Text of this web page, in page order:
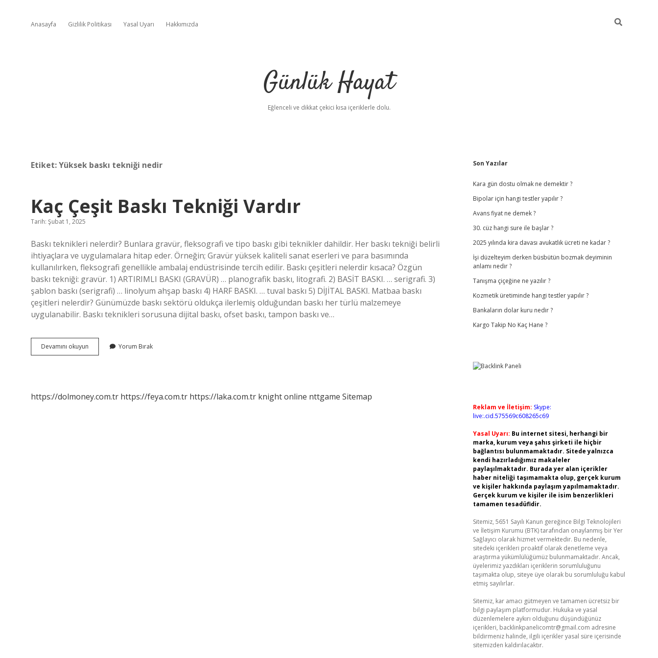
Anasayfa Gizlilik Politikası Yasal Uyarı Hakkımızda
Günlük Hayat
Eğlenceli ve dikkat çekici kısa içeriklerle dolu.
Etiket:Yüksek baskı tekniği nedir
Kaç Çeşit Baskı Tekniği Vardır
Tarih: Şubat 1, 2025
Baskı teknikleri nelerdir? Bunlara gravür, fleksografi ve tipo baskı gibi teknikler dahildir. Her baskı tekniği belirli
ihtiyaçlara ve uygulamalara hitap eder. Örneğin; Gravür yüksek kaliteli sanat eserleri ve para basımında
kullanılırken, fleksografi genellikle ambalaj endüstrisinde tercih edilir. Baskı çeşitleri nelerdir kısaca? Özgün
baskı tekniği: gravür. 1) ARTIRIMLI BASKI (GRAVÜR) … planografik baskı, litografi. 2) BASİT BASKI. … serigrafi. 3)
şablon baskı (serigrafi) … linolyum ahşap baskı 4) HARF BASKI. … tuval baskı 5) DİJİTAL BASKI. Matbaa baskı
çeşitleri nelerdir? Günümüzde baskı sektörü oldukça ilerlemiş olduğundan baskı her türlü malzemeye
uygulanabilir. Baskı teknikleri sorusuna dijital baskı, ofset baskı, tampon baskı ve…
Devamını okuyun
Çeşit
Yorum Bırak
https://dolmoney.com.tr https://feya.com.tr https://laka.com.tr knight online nttgame Sitemap
Sidebar
Son Yazılar
Kara gün dostu olmak ne demektir ?
Bipolar için hangi testler yapılır ?
Avans fiyat ne demek ?
30. cüz hangi sure ile başlar ?
2025 yılında kira davası avukatlık ücreti ne kadar ?
İşi düzelteyim derken büsbütün bozmak deyiminin
anlamı nedir ?
Tanışma çiçeğine ne yazılır ?
Kozmetik üretiminde hangi testler yapılır ?
Bankaların dolar kuru nedir ?
Kargo Takip No Kaç Hane ?
Reklam ve İletişim: Skype:
live:.cid.575569c608265c69
Yasal Uyarı: Bu internet sitesi, herhangi bir
marka, kurum veya şahıs şirketi ile hiçbir
bağlantısı bulunmamaktadır. Sitede yalnızca
kendi hazırladığımız makaleler
paylaşılmaktadır. Burada yer alan içerikler
haber niteliği taşımamakta olup, gerçek kurum
ve kişiler hakkında paylaşım yapılmamaktadır.
Gerçek kurum ve kişiler ile isim benzerlikleri
tamamen tesadüfidir.
Sitemiz, 5651 Sayılı Kanun gereğince Bilgi Teknolojileri
ve İletişim Kurumu (BTK) tarafından onaylanmış bir Yer
Sağlayıcı olarak hizmet vermektedir. Bu nedenle,
sitedeki içerikleri proaktif olarak denetleme veya
araştırma yükümlülüğümüz bulunmamaktadır. Ancak,
üyelerimiz yazdıkları içeriklerin sorumluluğunu
taşımakta olup, siteye üye olarak bu sorumluluğu kabul
etmiş sayılırlar.
Sitemiz, kar amacı gütmeyen ve tamamen ücretsiz bir
bilgi paylaşım platformudur. Hukuka ve yasal
düzenlemelere aykırı olduğunu düşündüğünüz
içerikleri, backlinkpanelicomtr@gmail.com adresine
bildirmeniz halinde, ilgili içerikler yasal süre içerisinde
sitemizden kaldırılacaktır.